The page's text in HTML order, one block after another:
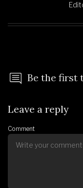
Be the first
Leave a reply
Comment